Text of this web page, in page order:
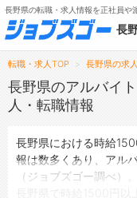
無料会員登録
トップ
詳細情報で求人を探す
長野県の転職・求人情報を正社員や
長
転職・求人TOP 長野県の求
長野県のアルバイ
人・転職情報
長野県における時給
報は数多くあり、アル
（ジョブズゴー調べ）。